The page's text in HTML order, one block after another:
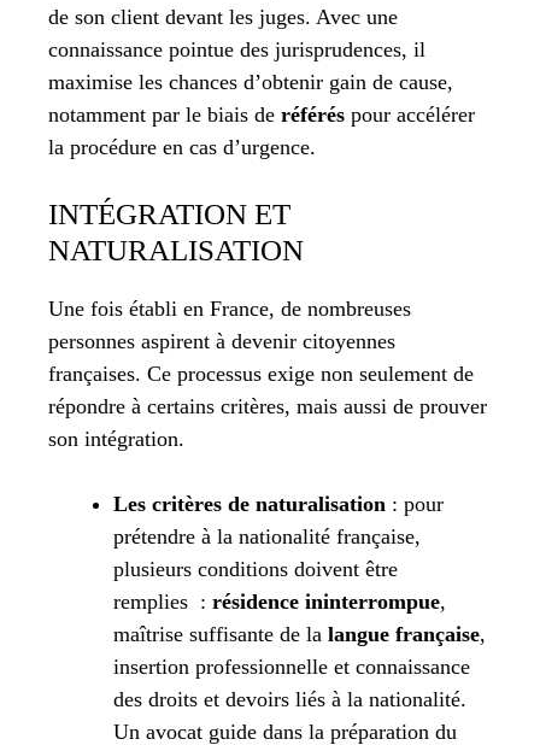
de son client devant les juges. Avec une
connaissance pointue des jurisprudences, il
maximise les chances d’obtenir gain de cause,
notamment par le biais de référés pour accélérer
la procédure en cas d’urgence.
INTÉGRATION ET
NATURALISATION
Une fois établi en France, de nombreuses
personnes aspirent à devenir citoyennes
françaises. Ce processus exige non seulement de
répondre à certains critères, mais aussi de prouver
son intégration.
Les critères de naturalisation : pour
prétendre à la nationalité française,
plusieurs conditions doivent être
remplies : résidence ininterrompue,
maîtrise suffisante de la langue française,
insertion professionnelle et connaissance
des droits et devoirs liés à la nationalité.
Un avocat guide dans la préparation du